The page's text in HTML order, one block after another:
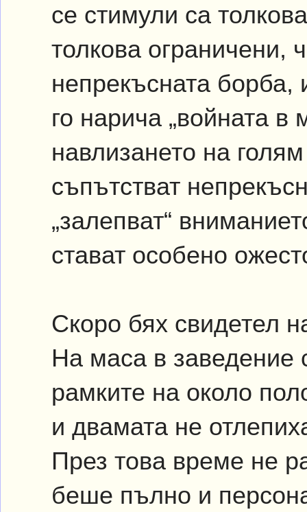
се стимули са
толкова ограничени,
непрекъсната
го нарича „войната
навлизането на
съпътстват
„залепват“
стават особено
Скоро бях свидетел
На маса в
рамките на около
и двамата не
През това време не
беше пълно и